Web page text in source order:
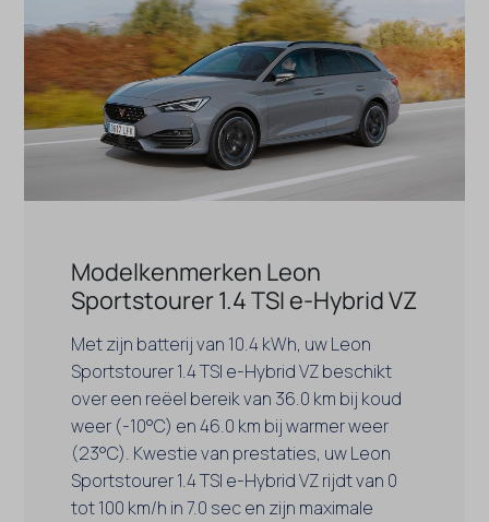
Modelkenmerken Leon
Sportstourer 1.4 TSI e-Hybrid VZ
Met zijn batterij van 10.4 kWh, uw Leon
Sportstourer 1.4 TSI e-Hybrid VZ beschikt
over een reëel bereik van 36.0 km bij koud
weer (-10°C) en 46.0 km bij warmer weer
(23°C). Kwestie van prestaties, uw Leon
Sportstourer 1.4 TSI e-Hybrid VZ rijdt van 0
tot 100 km/h in 7.0 sec en zijn maximale